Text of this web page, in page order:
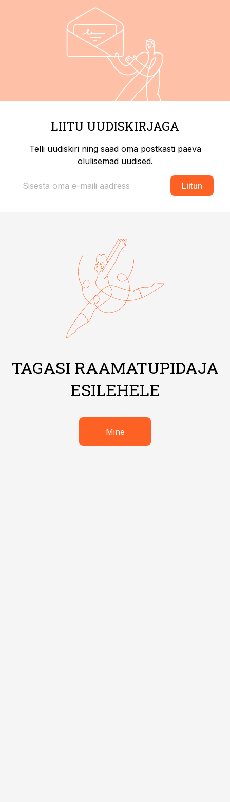
LIITU UUDISKIRJAGA
Telli uudiskiri ning saad oma postkasti päeva
olulisemad uudised.
Liitun
TAGASI RAAMATUPIDAJA
ESILEHELE
Mine